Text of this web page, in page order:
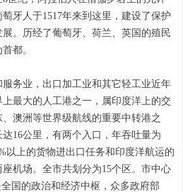
牙人于1517年来到这里，建设了保护
。历经了葡萄牙、荷兰、英国的殖民
都。
务业，出口加工业和其它轻工业近年
最大的人工港之一，属印度洋上的交
澳洲等世界级航线的重要中转港之
16公里，有两个入口，年吞吐量为
以上的货物进出口任务和印度洋航运的
机场。全市共划分为15个区。市中心
国的政治和经济中枢，众多政府部